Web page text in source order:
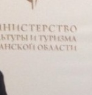
Перейти к основному